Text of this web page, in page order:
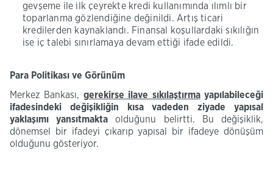
gevşeme ile ilk çeyrekte kredi kullanımında ılımlı bir
toparlanma gözlendiğine değinildi. Artış ticari
kredilerden kaynaklandı. Finansal koşullardaki sıkılığın
ise iç talebi sınırlamaya devam ettiği ifade edildi. ​
Para Politikası ve Görünüm
Merkez Bankası, gerekirse ilave sıkılaştırmayapılabileceği
ifadesindeki değişikliğin kısa vadeden ziyade yapısal
yaklaşımı yansıtmakta olduğunu belirtti. Bu değişiklik,
dönemsel bir ifadeyi çıkarıp yapısal bir ifadeye dönüşüm
olduğunu gösteriyor.